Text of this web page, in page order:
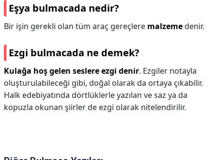
Eşya bulmacada nedir?
Bir işin gerekli olan tüm araç gereçlere malzemedenir.
Ezgi bulmacada ne demek?
Kulağa hoş gelen seslere ezgi denir. Ezgiler notayla
oluşturulabileceği gibi, doğal olarak da ortaya çıkabilir.
Halk edebiyatında dörtlüklerle yazılan ve saz ya da
kopuzla okunan şiirler de ezgi olarak nitelendirilir.